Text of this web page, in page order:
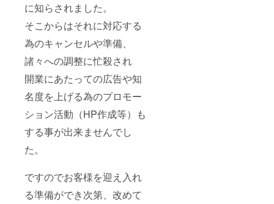
に知らされました。
そこからはそれに対応する
為のキャンセルや準備、
諸々への調整に忙殺され
開業にあたっての広告や知
名度を上げる為のプロモー
ション活動（HP作成等）も
する事が出来ませんでし
た。
ですのでお客様を迎え入れ
る準備ができ次第、改めて